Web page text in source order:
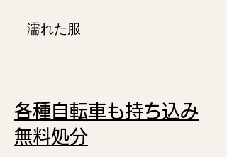
濡れた服
各種自転車も持ち込み
無料処分